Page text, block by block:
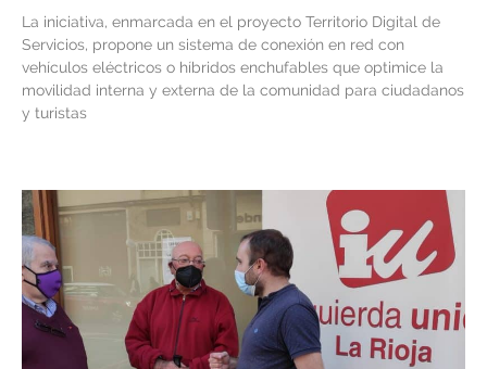
La iniciativa, enmarcada en el proyecto Territorio Digital de
Servicios, propone un sistema de conexión en red con
vehículos eléctricos o híbridos enchufables que optimice la
movilidad interna y externa de la comunidad para ciudadanos
y turistas